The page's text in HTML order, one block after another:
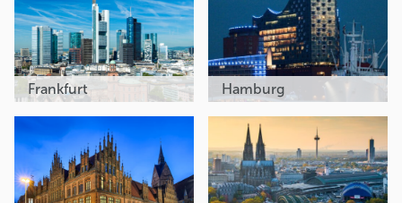
Frankfurt Hamburg